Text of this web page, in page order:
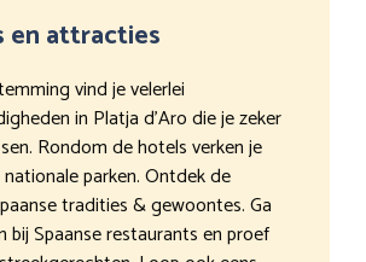
en attracties
vind je velerlei
in Platja d’Aro die je zeker
Rondom de hotels verken je
parken. Ontdek de
tradities & gewoontes. Ga
bij Spaanse restaurants en proef